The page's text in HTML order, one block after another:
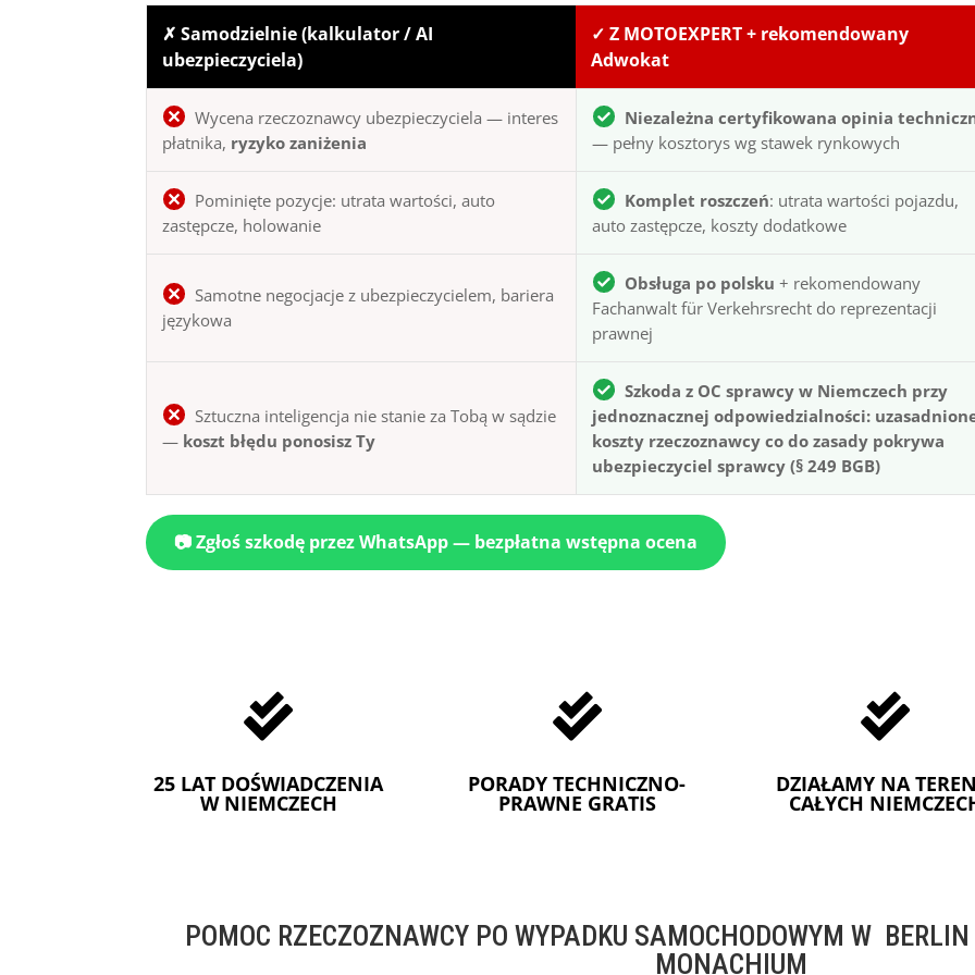
✗ Samodzielnie (kalkulator / AI
ubezpieczyciela)
✓ Z MOTOEXPERT + rekomendowany
Adwokat
Wycena rzeczoznawcy ubezpieczyciela — interes
płatnika, ryzyko zaniżenia
Niezależna certyfikowana opinia
— pełny kosztorys wg stawek rynkowych
Pominięte pozycje: utrata wartości, auto
zastępcze, holowanie
Komplet roszczeń: utrata wartości pojazdu,
auto zastępcze, koszty dodatkowe
Samotne negocjacje z ubezpieczycielem, bariera
językowa
Obsługa po polsku + rekomendowany
Fachanwalt für Verkehrsrecht do reprezentacji
prawnej
Sztuczna inteligencja nie stanie za Tobą w sądzie
— koszt błędu ponosisz Ty
Szkoda z OC sprawcy w Niemczech przy
jednoznacznej odpowiedzialności:
koszty rzeczoznawcy co do zasady pokrywa
ubezpieczyciel sprawcy (§ 249 BGB)
📷 Zgłoś szkodę przez WhatsApp — bezpłatna wstępna ocena

25 LAT DOŚWIADCZENIA
W NIEMCZECH

PORADY TECHNICZNO-
PRAWNE GRATIS

DZIAŁAMY NA
CAŁYCH
POMOC RZECZOZNAWCY PO WYPADKU SAMOCHODOWYM W
MONACHIUM